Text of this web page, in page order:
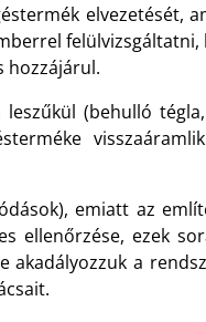
elvezetését,
hozzájárul.
(behulló
emiatt az
ellenőrzése, ezek
a